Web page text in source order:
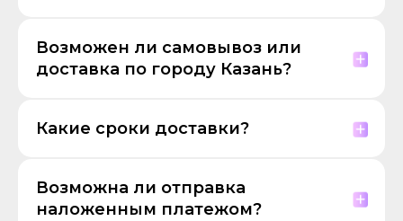
Возможен ли самовывоз или
доставка по городу Казань?
Какие сроки доставки?
Возможна ли отправка
наложенным платежом?